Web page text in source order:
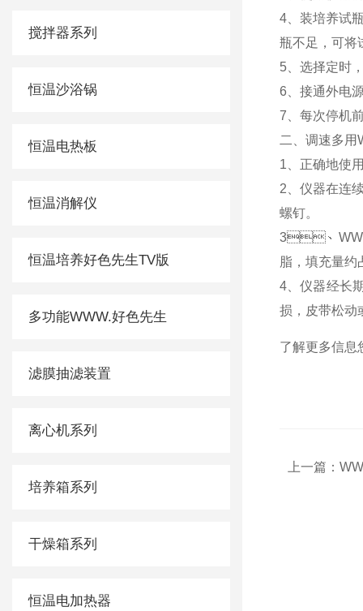
搅拌器系列
恒温沙浴锅
恒温电热板
恒温消解仪
恒温培养好色先生TV版
多功能WWW.好色先生
滤膜抽滤装置
离心机系列
培养箱系列
干燥箱系列
恒温电加热器
4、装培养
瓶不足，
5、选择定时
6、接通外电
7、每次停机
二、调速多
1、正确地
2、仪器在连
螺钉。
3、WWW.
脂，填充量
4、仪器经长
损，皮带松动
了解更多信息您
上一篇：